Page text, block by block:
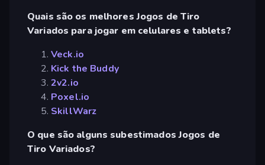
Quais são os melhores Jogos de Tiro
Variados para jogar em celulares e tablets?
Veck.io
Kick the Buddy
2v2.io
Poxel.io
SkillWarz
O que são alguns subestimados Jogos de
Tiro Variados?